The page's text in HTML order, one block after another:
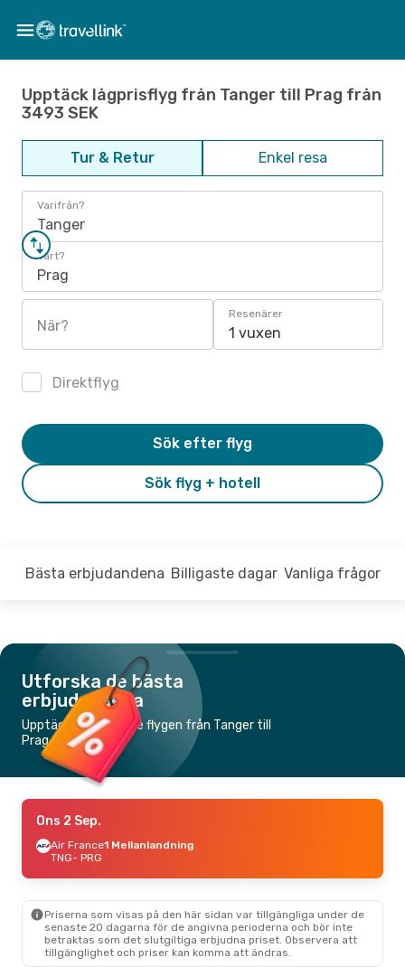
Upptäck lågprisflyg från Tanger till Prag från
3493 SEK
Tur & Retur Enkel resa
Varifrån?
Tanger
Vart?
Prag
När?
Resenärer
1 vuxen
Direktflyg
Sök flyg + hotell
Sök efter flyg
Bästa erbjudandena Billigaste dagar Vanliga frågor
Utforska de bästa
erbjudandena
Upptäck de billigaste flygen från Tanger till
Prag
Ons 2 Sep.
Air France1 Mellanlandning
TNG- PRG
Priserna som visas på den här sidan var tillgängliga under de
senaste 20 dagarna för de angivna perioderna och bör inte
betraktas som det slutgiltiga erbjudna priset. Observera att
tillgänglighet och priser kan komma att ändras.